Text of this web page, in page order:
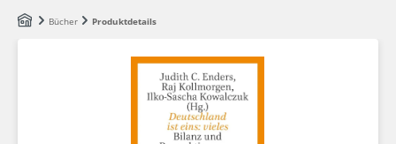
Zum Hauptinhalt springen
Bücher Produktdetails